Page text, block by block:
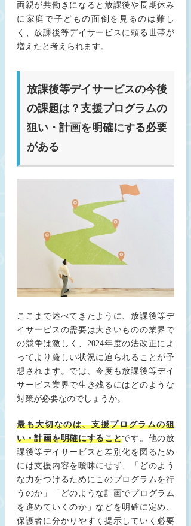
両親が共働きになると放課後や長期休み
に家庭で子どもの面倒を見るのは難し
く、放課後等デイサービスに頼る世帯が
増えたと考えられます。
放課後等デイサービスの今後
の課題は？支援プログラムの
狙い・計画を明確にする必要
がある
ここまで述べてきたように、放課後等デ
イサービスの需要は大きいものの業界で
の競争は激しく、2024年度の法改正によ
ってより厳しい状況に迫られることが予
想されます。では、今度も放課後等デイ
サービス業界で生き残るにはどのような
対策が必要なのでしょうか。
最も大切なのは、支援プログラムの狙
い・計画を明確にすることです。他の放
課後等デイサービスと差別化を図るため
には支援内容を曖昧にせず、「どのよう
な力をつけるためにこのプログラムを行
うのか」「どのような計画でプログラム
を進めていくのか」などを明確に定め、
保護者に分かりやすく提示していく必要